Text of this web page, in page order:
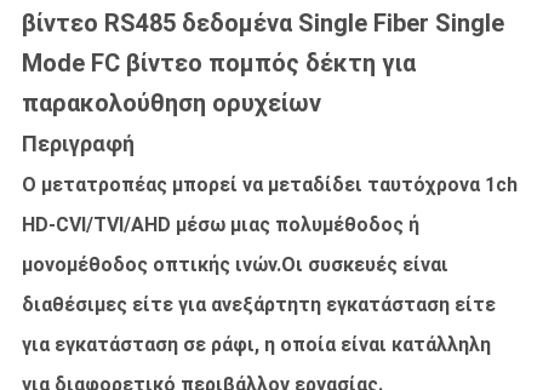
βίντεο RS485 δεδομένα Single Fiber Single
Mode FC βίντεο πομπός δέκτη για
παρακολούθηση ορυχείων
Περιγραφή
Ο μετατροπέας μπορεί να μεταδίδει ταυτόχρονα 1ch
HD-CVI/TVI/AHD μέσω μιας πολυμέθοδος ή
μονομέθοδος οπτικής ινών.Οι συσκευές είναι
διαθέσιμες είτε για ανεξάρτητη εγκατάσταση είτε
για εγκατάσταση σε ράφι, η οποία είναι κατάλληλη
για διαφορετικό περιβάλλον εργασίας.